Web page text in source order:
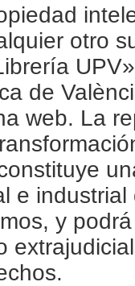
otro
de
web. La
e
y